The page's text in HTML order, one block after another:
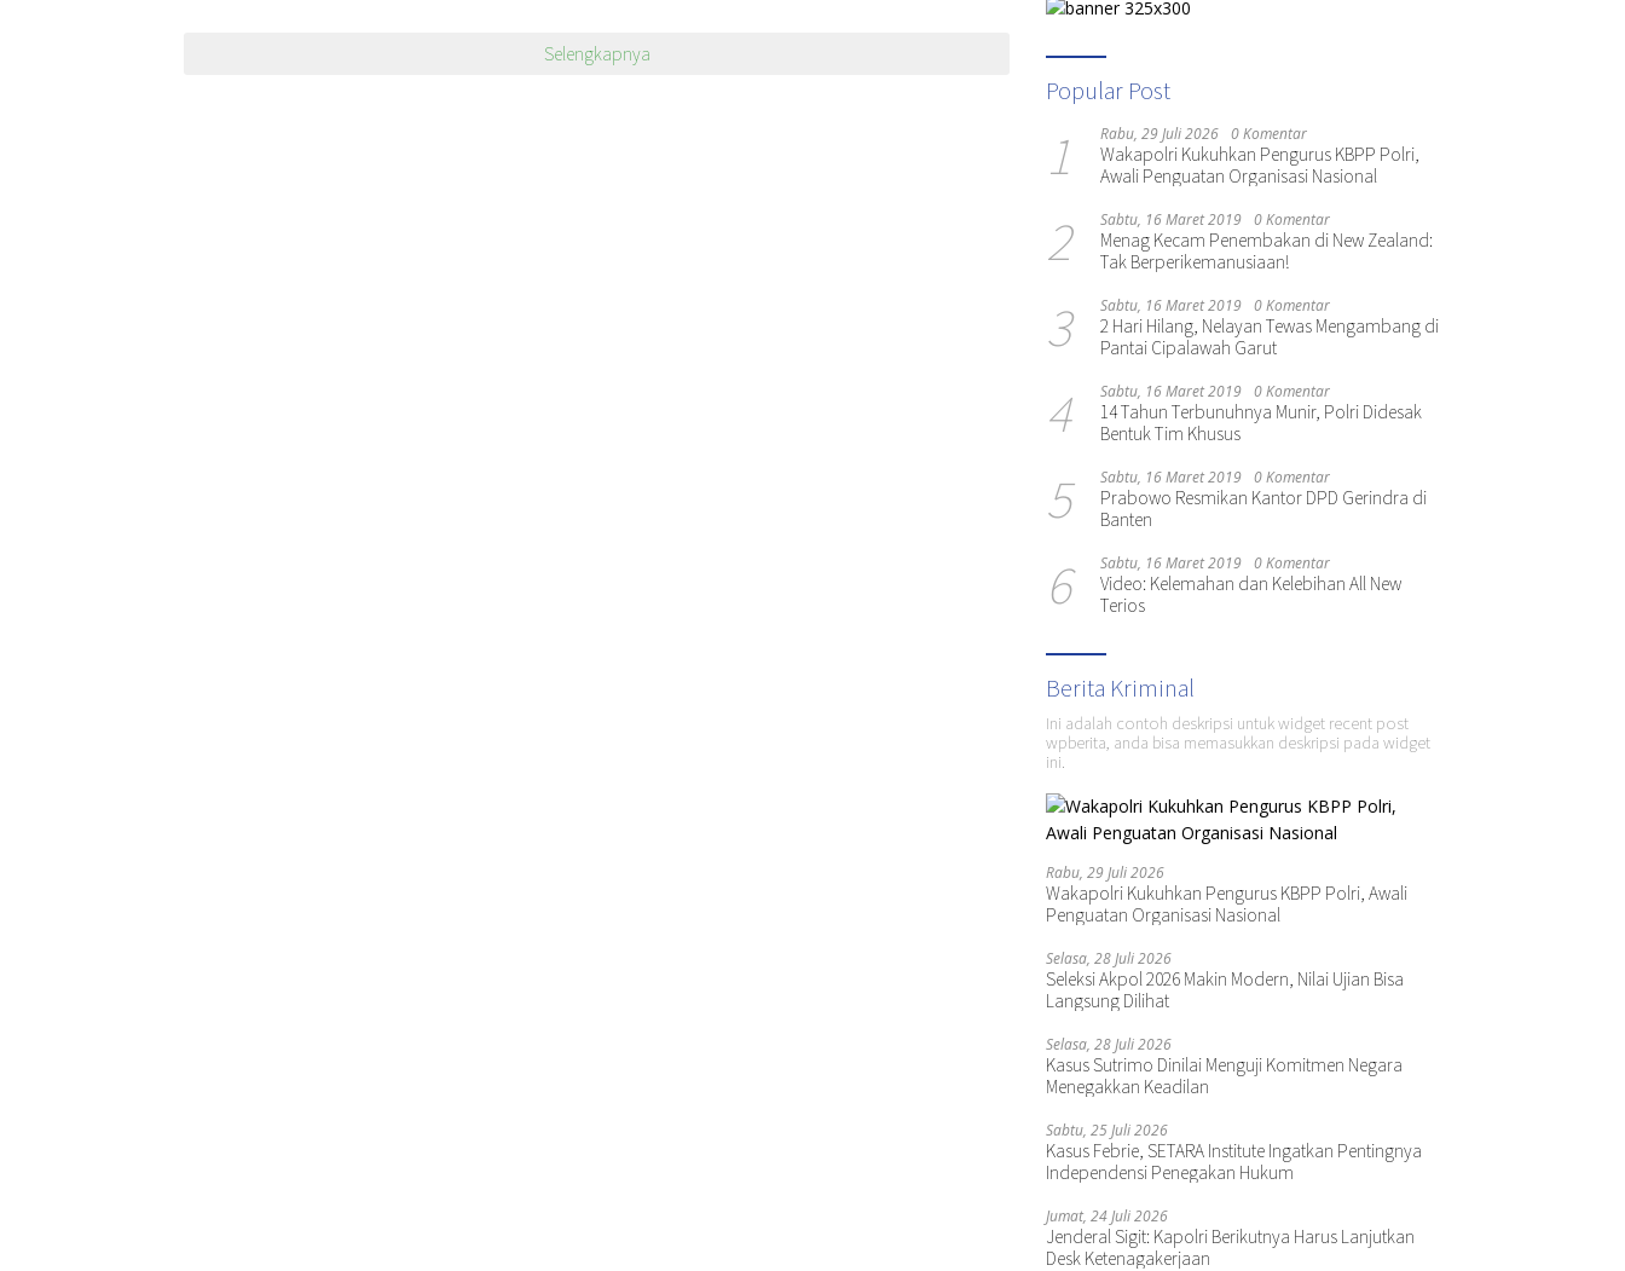
Selengkapnya
Popular Post
1 Rabu, 29 Juli 2026 0 Komentar
Wakapolri Kukuhkan Pengurus KBPP Polri,
Awali Penguatan Organisasi Nasional
2 Sabtu, 16 Maret 2019 0 Komentar
Menag Kecam Penembakan di New Zealand:
Tak Berperikemanusiaan!
3 Sabtu, 16 Maret 2019 0 Komentar
2 Hari Hilang, Nelayan Tewas Mengambang di
Pantai Cipalawah Garut
4 Sabtu, 16 Maret 2019 0 Komentar
14 Tahun Terbunuhnya Munir, Polri Didesak
Bentuk Tim Khusus
5 Sabtu, 16 Maret 2019 0 Komentar
Prabowo Resmikan Kantor DPD Gerindra di
Banten
6 Sabtu, 16 Maret 2019 0 Komentar
Video: Kelemahan dan Kelebihan All New
Terios
Berita Kriminal
Ini adalah contoh deskripsi untuk widget recent post
wpberita, anda bisa memasukkan deskripsi pada widget
ini.
Rabu, 29 Juli 2026
Wakapolri Kukuhkan Pengurus KBPP Polri, Awali
Penguatan Organisasi Nasional
Selasa, 28 Juli 2026
Seleksi Akpol 2026 Makin Modern, Nilai Ujian Bisa
Langsung Dilihat
Selasa, 28 Juli 2026
Kasus Sutrimo Dinilai Menguji Komitmen Negara
Menegakkan Keadilan
Sabtu, 25 Juli 2026
Kasus Febrie, SETARA Institute Ingatkan Pentingnya
Independensi Penegakan Hukum
Jumat, 24 Juli 2026
Jenderal Sigit: Kapolri Berikutnya Harus Lanjutkan
Desk Ketenagakerjaan